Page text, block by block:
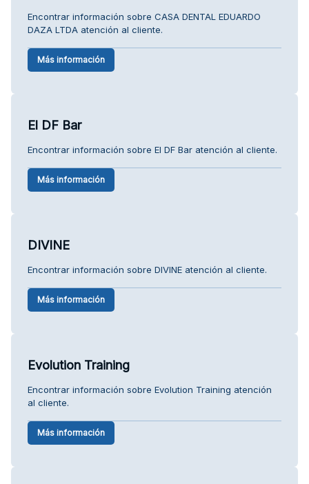
Encontrar información sobre CASA DENTAL EDUARDO
DAZA LTDA atención al cliente.
Más información
El DF Bar
Encontrar información sobre El DF Bar atención al cliente.
Más información
DIVINE
Encontrar información sobre DIVINE atención al cliente.
Más información
Evolution Training
Encontrar información sobre Evolution Training atención
al cliente.
Más información